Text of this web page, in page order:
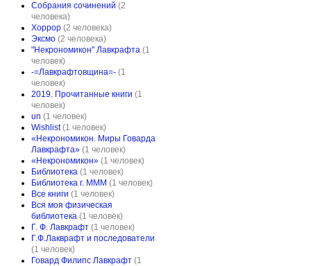
Собрания сочинений (2
человека)
Хоррор (2 человека)
Эксмо (2 человека)
"Некрономикон" Лавкрафта (1
человек)
-=Лавкрафтовщина=- (1
человек)
2019. Прочитанные книги (1
человек)
un (1 человек)
Wishlist (1 человек)
«Некрономикон. Миры Говарда
Лавкрафта» (1 человек)
«Некрономикон» (1 человек)
Библиотека (1 человек)
Библиотека г. МММ (1 человек)
Все книги (1 человек)
Вся моя физическая
библиотека (1 человек)
Г. Ф. Лавкрафт (1 человек)
Г.Ф.Лакврафт и последователи
(1 человек)
Говард Филипс Лавкрафт (1